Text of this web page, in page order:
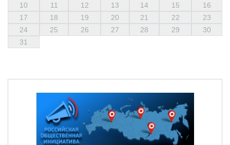
10
11 12 13 14 15
16
17
18 19 20 21 22
23
24
25 26 27 28 29
30
31